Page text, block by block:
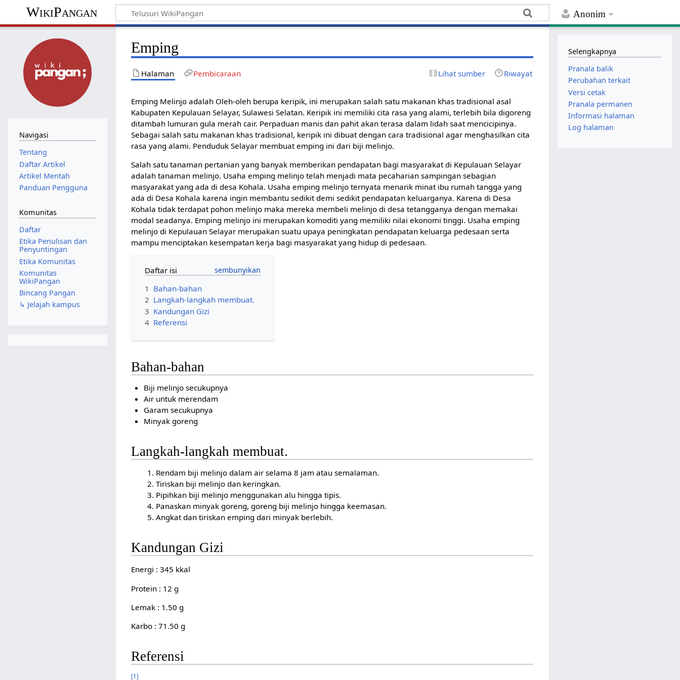
Anonim
WikiPangan
Emping
Halaman Pembicaraan Lihat sumber Riwayat
Emping Melinjo adalah Oleh-oleh berupa keripik, ini merupakan salah satu makanan khas tradisional asal
Kabupaten Kepulauan Selayar, Sulawesi Selatan. Keripik ini memiliki cita rasa yang alami, terlebih bila digoreng
ditambah lumuran gula merah cair. Perpaduan manis dan pahit akan terasa dalam lidah saat mencicipinya.
Sebagai salah satu makanan khas tradisional, keripik ini dibuat dengan cara tradisional agar menghasilkan cita
rasa yang alami. Penduduk Selayar membuat emping ini dari biji melinjo.
Salah satu tanaman pertanian yang banyak memberikan pendapatan bagi masyarakat di Kepulauan Selayar
adalah tanaman melinjo. Usaha emping melinjo telah menjadi mata pecaharian sampingan sebagian
masyarakat yang ada di desa Kohala. Usaha emping melinjo ternyata menarik minat ibu rumah tangga yang
ada di Desa Kohala karena ingin membantu sedikit demi sedikit pendapatan keluarganya. Karena di Desa
Kohala tidak terdapat pohon melinjo maka mereka membeli melinjo di desa tetangganya dengan memakai
modal seadanya. Emping melinjo ini merupakan komoditi yang memiliki nilai ekonomi tinggi. Usaha emping
melinjo di Kepulauan Selayar merupakan suatu upaya peningkatan pendapatan keluarga pedesaan serta
mampu menciptakan kesempatan kerja bagi masyarakat yang hidup di pedesaan.
Daftar isi
1 Bahan-bahan
2 Langkah-langkah membuat.
3 Kandungan Gizi
4 Referensi
Bahan-bahan
Biji melinjo secukupnya
Air untuk merendam
Garam secukupnya
Minyak goreng
Langkah-langkah membuat.
Rendam biji melinjo dalam air selama 8 jam atau semalaman.
Tiriskan biji melinjo dan keringkan.
Pipihkan biji melinjo menggunakan alu hingga tipis.
Panaskan minyak goreng, goreng biji melinjo hingga keemasan.
Angkat dan tiriskan emping dari minyak berlebih.
Kandungan Gizi
Energi : 345 kkal
Protein : 12 g
Lemak : 1.50 g
Karbo : 71.50 g
Referensi
[1]
Navigasi
Tentang
Daftar Artikel
Artikel Mentah
Panduan Pengguna
Komunitas
Daftar
Etika Penulisan dan
Penyuntingan
Etika Komunitas
Komunitas
WikiPangan
Bincang Pangan
↳ Jelajah kampus
Selengkapnya
Pranala balik
Perubahan terkait
Versi cetak
Pranala permanen
Informasi halaman
Log halaman